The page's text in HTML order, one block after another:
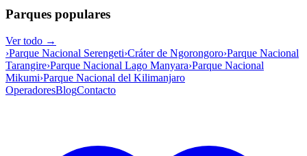
Parques populares
Ver todo →
›Parque Nacional Serengeti›Cráter de Ngorongoro›Parque Nacional
Tarangire›Parque Nacional Lago Manyara›Parque Nacional
Mikumi›Parque Nacional del Kilimanjaro
OperadoresBlogContacto